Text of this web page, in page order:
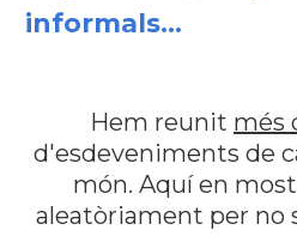
informals...
Hem reunit més
d'esdeveniments de
món. Aquí en
aleatòriament per no